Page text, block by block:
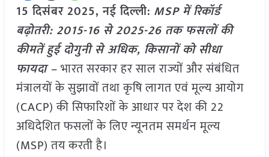
15 दिसंबर 2025, नई दिल्ली: MSP में रिकॉर्ड
बढ़ोतरी: 2015-16 से 2025-26 तक फसलों की
कीमतें हुई दोगुनी से अधिक, किसानों को सीधा
फायदा –भारत सरकार हर साल राज्यों और संबंधित
मंत्रालयों के सुझावों तथा कृषि लागत एवं मूल्य आयोग
(CACP) की सिफारिशों के आधार पर देश की 22
अधिदेशित फसलों के लिए न्यूनतम समर्थन मूल्य
(MSP) तय करती है।